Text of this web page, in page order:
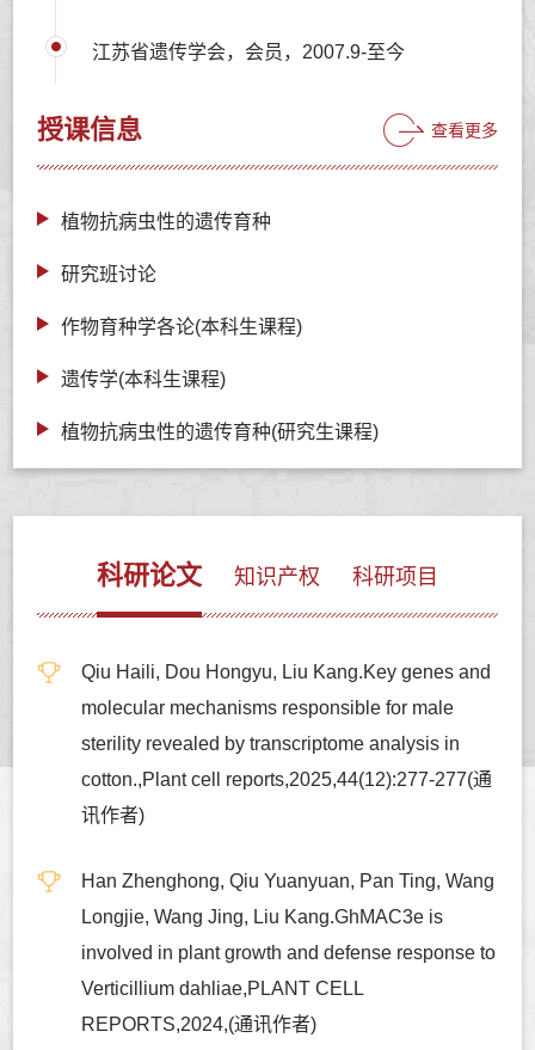
江苏省遗传学会，会员，2007.9-至今
授课信息 查看更多
植物抗病虫性的遗传育种
研究班讨论
作物育种学各论(本科生课程)
遗传学(本科生课程)
植物抗病虫性的遗传育种(研究生课程)
科研论文 知识产权 科研项目
Qiu Haili, Dou Hongyu, Liu Kang.Key genes and
molecular mechanisms responsible for male
sterility revealed by transcriptome analysis in
cotton.,Plant cell reports,2025,44(12):277-277(通
讯作者)
Han Zhenghong, Qiu Yuanyuan, Pan Ting, Wang
Longjie, Wang Jing, Liu Kang.GhMAC3e is
involved in plant growth and defense response to
Verticillium dahliae,PLANT CELL
REPORTS,2024,(通讯作者)